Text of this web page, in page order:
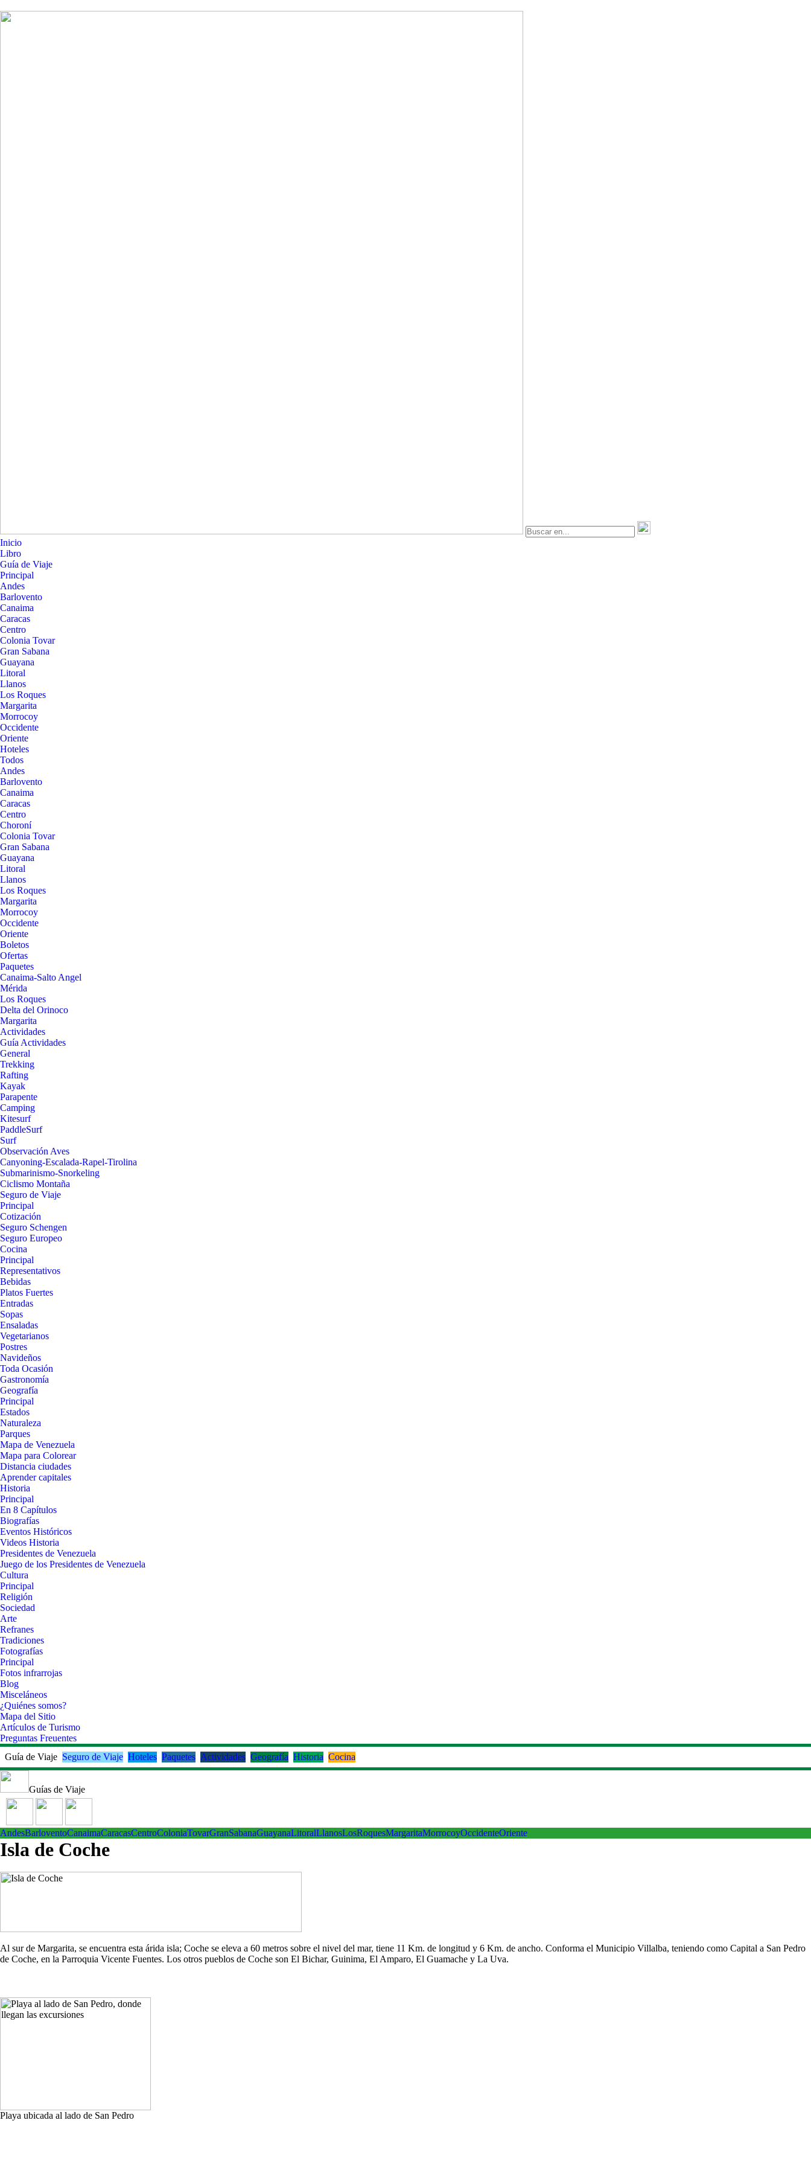
Inicio
Libro
Guía de Viaje
Principal
Andes
Barlovento
Canaima
Caracas
Centro
Colonia Tovar
Gran Sabana
Guayana
Litoral
Llanos
Los Roques
Margarita
Morrocoy
Occidente
Oriente
Hoteles
Todos
Andes
Barlovento
Canaima
Caracas
Centro
Choroní
Colonia Tovar
Gran Sabana
Guayana
Litoral
Llanos
Los Roques
Margarita
Morrocoy
Occidente
Oriente
Boletos
Ofertas
Paquetes
Canaima-Salto Angel
Mérida
Los Roques
Delta del Orinoco
Margarita
Actividades
Guía Actividades
General
Trekking
Rafting
Kayak
Parapente
Camping
Kitesurf
PaddleSurf
Surf
Observación Aves
Canyoning-Escalada-Rapel-Tirolina
Submarinismo-Snorkeling
Ciclismo Montaña
Seguro de Viaje
Principal
Cotización
Seguro Schengen
Seguro Europeo
Cocina
Principal
Representativos
Bebidas
Platos Fuertes
Entradas
Sopas
Ensaladas
Vegetarianos
Postres
Navideños
Toda Ocasión
Gastronomía
Geografía
Principal
Estados
Naturaleza
Parques
Mapa de Venezuela
Mapa para Colorear
Distancia ciudades
Aprender capitales
Historia
Principal
En 8 Capítulos
Biografías
Eventos Históricos
Videos Historia
Presidentes de Venezuela
Juego de los Presidentes de Venezuela
Cultura
Principal
Religión
Sociedad
Arte
Refranes
Tradiciones
Fotografías
Principal
Fotos infrarrojas
Blog
Misceláneos
¿Quiénes somos?
Mapa del Sitio
Artículos de Turismo
Preguntas Freuentes
Guía de Viaje Seguro de Viaje Hoteles Paquetes Actividades Geografía Historia Cocina
Guías de Viaje
AndesBarloventoCanaimaCaracasCentroColoniaTovarGranSabanaGuayanaLitoralLlanosLosRoquesMargaritaMorrocoyOccidenteOriente
Isla de Coche
Al sur de Margarita, se encuentra esta árida isla; Coche se eleva a 60 metros sobre el nivel del mar, tiene 11 Km. de longitud y 6 Km. de ancho. Conforma el Municipio Villalba, teniendo como Capital a San Pedro
de Coche, en la Parroquia Vicente Fuentes. Los otros pueblos de Coche son El Bichar, Guinima, El Amparo, El Guamache y La Uva.
Playa ubicada al lado de San Pedro